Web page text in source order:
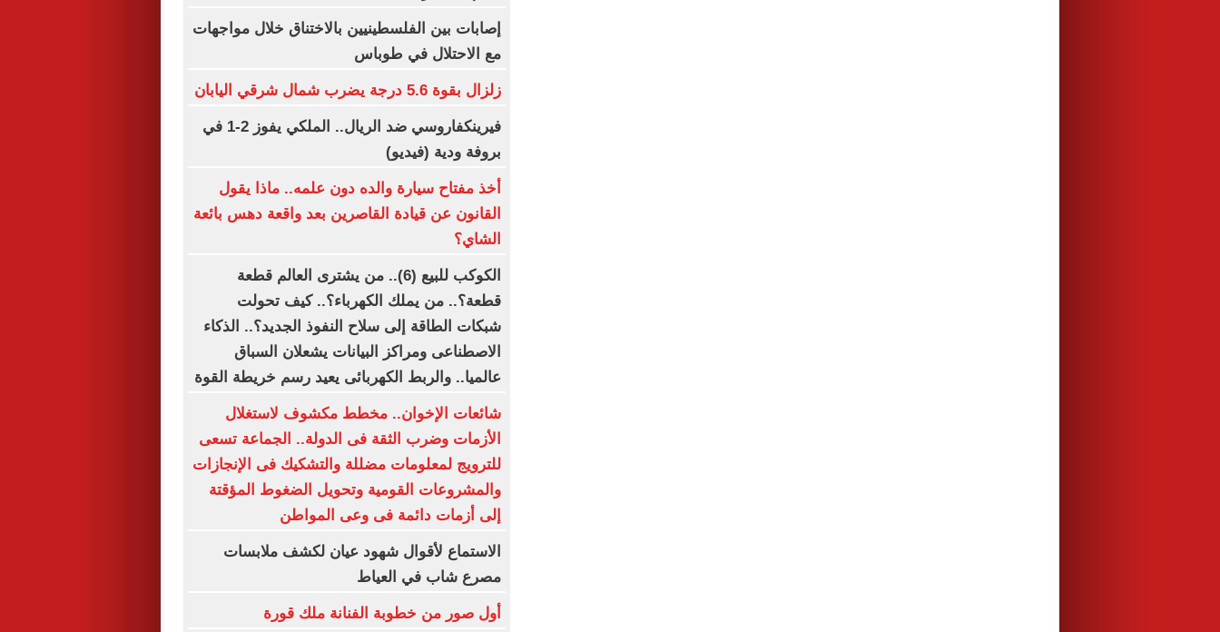
إصابات بين الفلسطينيين بالاختناق خلال مواجهات
مع الاحتلال في طوباس
زلزال بقوة 5.6 درجة يضرب شمال شرقي اليابان
فيرينكفاروسي ضد الريال.. الملكي يفوز 2-1 في
بروفة ودية (فيديو)
أخذ مفتاح سيارة والده دون علمه.. ماذا يقول
القانون عن قيادة القاصرين بعد واقعة دهس بائعة
الشاي؟
الكوكب للبيع (6).. من يشترى العالم قطعة
قطعة؟.. من يملك الكهرباء؟.. كيف تحولت
شبكات الطاقة إلى سلاح النفوذ الجديد؟.. الذكاء
الاصطناعى ومراكز البيانات يشعلان السباق
عالميا.. والربط الكهربائى يعيد رسم خريطة القوة
شائعات الإخوان.. مخطط مكشوف لاستغلال
الأزمات وضرب الثقة فى الدولة.. الجماعة تسعى
للترويج لمعلومات مضللة والتشكيك فى الإنجازات
والمشروعات القومية وتحويل الضغوط المؤقتة
إلى أزمات دائمة فى وعى المواطن
الاستماع لأقوال شهود عيان لكشف ملابسات
مصرع شاب في العياط
أول صور من خطوبة الفنانة ملك قورة